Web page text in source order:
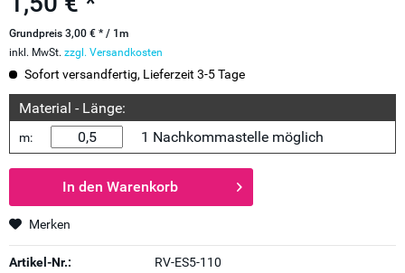
Grundpreis 3,00 € * / 1m
inkl. MwSt. zzgl. Versandkosten
Sofort versandfertig, Lieferzeit 3-5 Tage
Material - Länge:
m: 1 Nachkommastelle möglich
In den Warenkorb
Merken
Artikel-Nr.:
RV-ES5-110